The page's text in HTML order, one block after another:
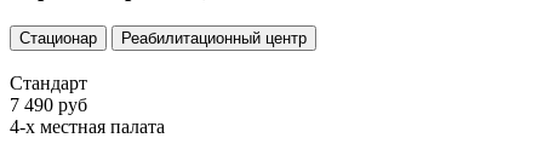
Стационар Реабилитационный центр
Стандарт
7 490 руб
4-х местная палата